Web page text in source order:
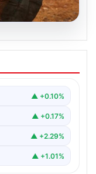
Yangını
Günler
yüksek…▲ +0.10%
▲ +0.17%
▲ +2.29%
▲ +1.01%